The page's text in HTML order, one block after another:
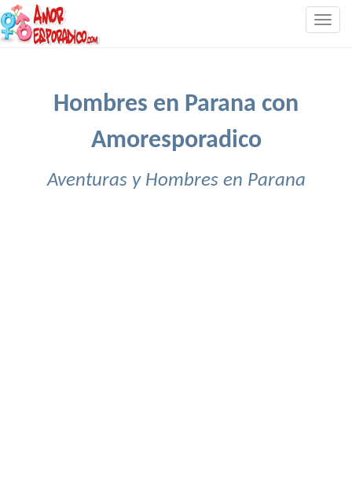
Hombres en Parana con
Amoresporadico
Aventuras y Hombres en Parana